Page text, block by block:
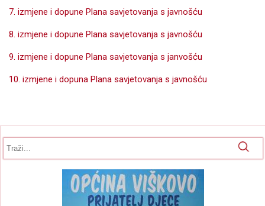
7. izmjene i dopune Plana savjetovanja s javnošću
8. izmjene i dopune Plana savjetovanja s javnošću
9. izmjene i dopune Plana savjetovanja s janvošću
10. izmjene i dopuna Plana savjetovanja s javnošću